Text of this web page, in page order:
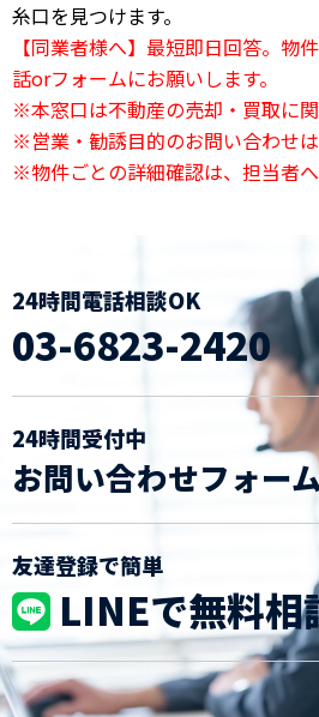
糸口を見つけます。
【同業者様へ】最短即日回答。物
話orフォームにお願いします。
※本窓口は不動産の売却・買取に関
※営業・勧誘目的のお問い合わせは
※物件ごとの詳細確認は、担当者へ
24時間電話相談OK
03-6823-2420
24時間受付中
お問い合わせフォー
友達登録で簡単
LINEで無料相